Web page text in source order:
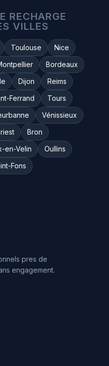
RECHARGE
VILLES
Toulouse
Nice
Bordeaux
Dijon
Reims
Ferrand
Tours
Vénissieux
Bron
en-Velin
Oullins
Fons
pres de
engagement.